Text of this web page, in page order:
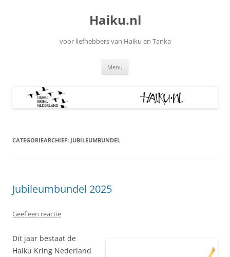
Haiku.nl
voor liefhebbers van Haiku en Tanka
Menu
CATEGORIEARCHIEF: JUBILEUMBUNDEL
Jubileumbundel 2025
Geef een reactie
Dit jaar bestaat de
Haiku Kring Nederland